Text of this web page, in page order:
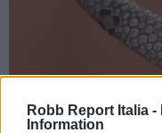
Robb Report Italia -
Information